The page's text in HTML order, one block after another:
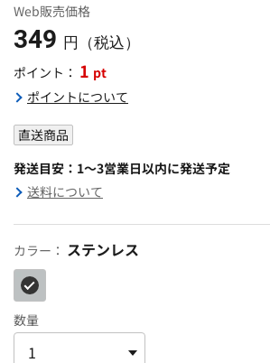
Web販売価格
349 円（税込）
ポイント： 1 pt
ポイントについて
直送商品
発送目安：1～3営業日以内に発送予定
送料について
カラー： ステンレス
数量